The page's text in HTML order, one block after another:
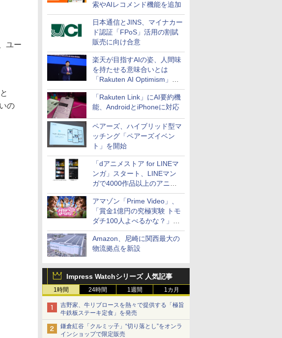
索やAIレコメンド機能を追加
日本通信とJINS、マイナカー
ド認証「FPoS」活用の割賦
販売に向け合意
楽天が目指すAIの姿、人間味
を持たせる意味合いとは
「Rakuten AI Optimism」三
木谷氏の基調講演
「Rakuten Link」にAI要約機
能、AndroidとiPhoneに対応
ペアーズ、ハイブリッド型マ
ッチング「ペアーズイベン
ト」を開始
「dアニメストア for LINEマ
ンガ」スタート、LINEマン
ガで4000作品以上のアニメ
見放題
アマゾン「Prime Video」、
「賞金1億円の究極実験 トモ
ダチ100人よべるかな？」シ
ーズン2の参加者公開
Amazon、尼崎に関西最大の
物流拠点を新設
Impress Watchシリーズ 人気記事
1時間 24時間 1週間 1カ月
吉野家、牛リブロースを熱々で提供する「極旨
牛鉄板ステーキ定食」を発売
鎌倉紅谷「クルミッ子」“切り落とし”をオンラ
インショップで限定販売
ユー
の